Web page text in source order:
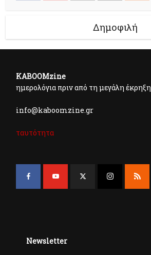
Δημοφιλή
KABOOMzine
ημερολόγια πριν από τη μεγάλη έκρηξη
info@kaboomzine.gr
ταυτότητα
Newsletter